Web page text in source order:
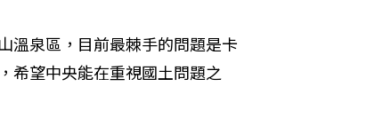
溫泉區，目前最棘手的問題是卡
希望中央能在重視國土問題之